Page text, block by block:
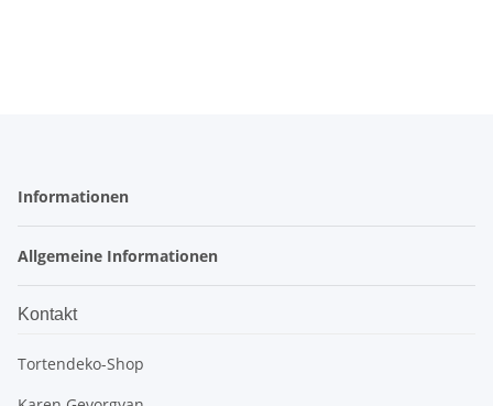
Informationen
Allgemeine Informationen
Kontakt
Tortendeko-Shop